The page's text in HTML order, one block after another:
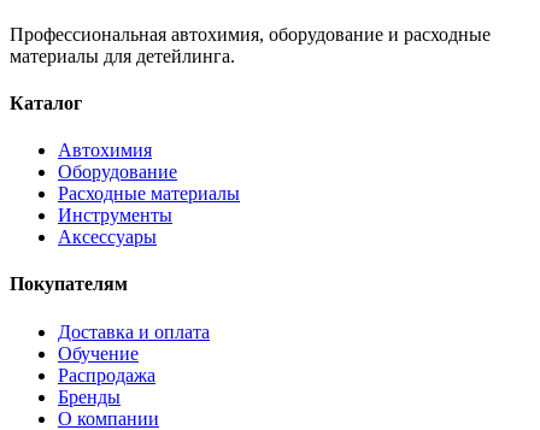
Профессиональная автохимия, оборудование и расходные
материалы для детейлинга.
Каталог
Автохимия
Оборудование
Расходные материалы
Инструменты
Аксессуары
Покупателям
Доставка и оплата
Обучение
Распродажа
Бренды
О компании